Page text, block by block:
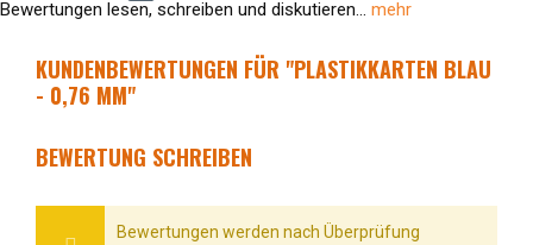
Bewertungen lesen, schreiben und diskutieren... mehr
KUNDENBEWERTUNGEN FÜR "PLASTIKKARTEN BLAU
- 0,76 MM"
BEWERTUNG SCHREIBEN
Bewertungen werden nach Überprüfung